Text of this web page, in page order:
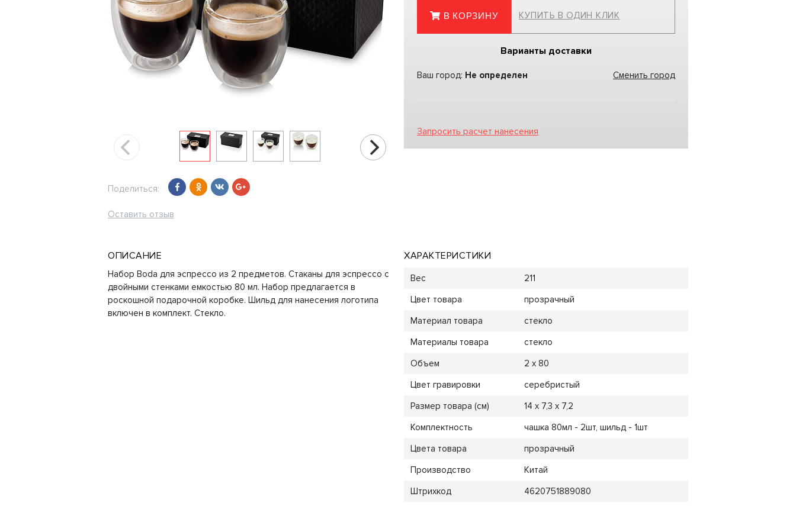
Поделиться:
Оставить отзыв
В КОРЗИНУ КУПИТЬ В ОДИН КЛИК
Варианты доставки
Ваш город: Не определен Сменить город
Запросить расчет нанесения
ОПИСАНИЕ
Набор Boda для эспрессо из 2 предметов. Стаканы для эспрессо с
двойными стенками емкостью 80 мл. Набор предлагается в
роскошной подарочной коробке. Шильд для нанесения логотипа
включен в комплект. Стекло.
ХАРАКТЕРИСТИКИ
Вес
211
Цвет товара
прозрачный
Материал товара
стекло
Материалы товара
стекло
Объем
2 х 80
Цвет гравировки
серебристый
Размер товара (см)
14 х 7,3 х 7,2
Комплектность
чашка 80мл - 2шт, шильд - 1шт
Цвета товара
прозрачный
Производство
Китай
Штрихкод
4620751889080